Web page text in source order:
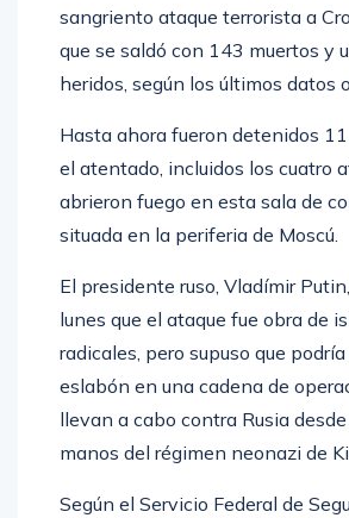
sangriento ataque terrorista a
que se saldó con 143 muertos y
heridos, según los últimos datos
Hasta ahora fueron detenidos
el atentado, incluidos los cuatro
abrieron fuego en esta sala de
situada en la periferia de Moscú.
El presidente ruso, Vladímir
lunes que el ataque fue obra de
radicales, pero supuso que podría
eslabón en una cadena de
llevan a cabo contra Rusia
manos del régimen neonazi de
Según el Servicio Federal de